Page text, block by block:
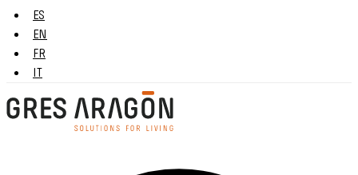
ES
EN
FR
IT